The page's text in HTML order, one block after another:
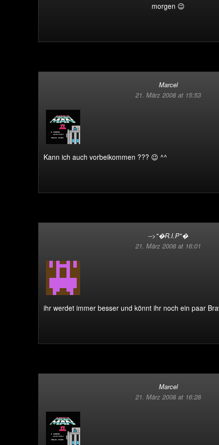
morgen 😉
Marcel
21. März 2008 at 15:53
Kann ich auch vorbeikommen ??? 😉 ^^
-->"�R.I.P"�
21. März 2008 at 16:01
ihr werdet immer besser und könnt ihr noch ein paar
Marcel
21. März 2008 at 16:28